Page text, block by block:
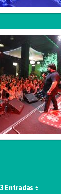
3 Entradas